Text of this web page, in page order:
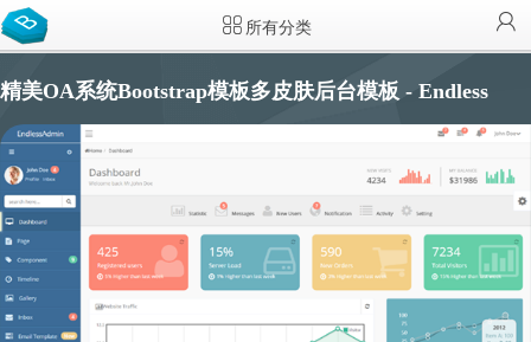
所有分类
精美OA系统Bootstrap模板多皮肤后台模板 - Endless